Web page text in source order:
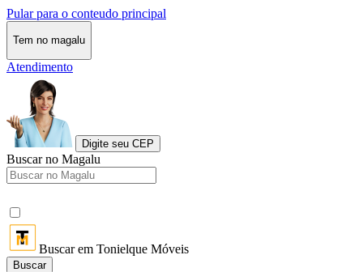
Pular para o conteudo principal
Tem no magalu
Atendimento
Digite seu CEP
Buscar no Magalu
Buscar em Tonielque Móveis
Buscar